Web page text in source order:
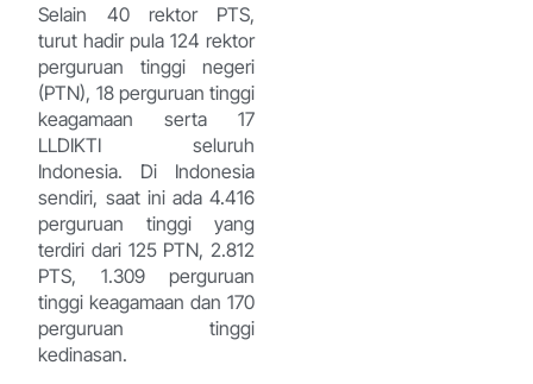
Selain 40 rektor PTS,
turut hadir pula 124 rektor
perguruan tinggi negeri
(PTN), 18 perguruan tinggi
keagamaan serta 17
LLDIKTI seluruh
Indonesia. Di Indonesia
sendiri, saat ini ada 4.416
perguruan tinggi yang
terdiri dari 125 PTN, 2.812
PTS, 1.309 perguruan
tinggi keagamaan dan 170
perguruan tinggi
kedinasan.